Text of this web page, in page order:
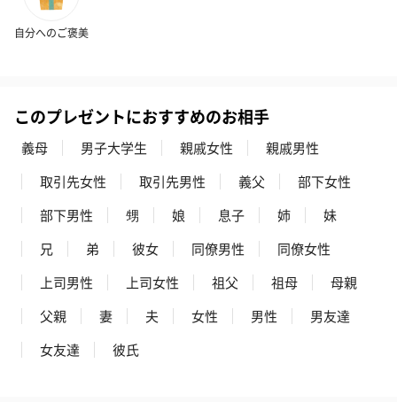
自分へのご褒美
このプレゼントにおすすめのお相手
義母 男子大学生 親戚女性
親戚男性
取引先女性
取引先男性 義父
部下女性
部下男性
甥 娘 息子 姉
妹
兄
弟 彼女 同僚男性
同僚女性
上司男性
上司女性 祖父 祖母
母親
父親
妻 夫 女性 男性
男友達
女友達
彼氏